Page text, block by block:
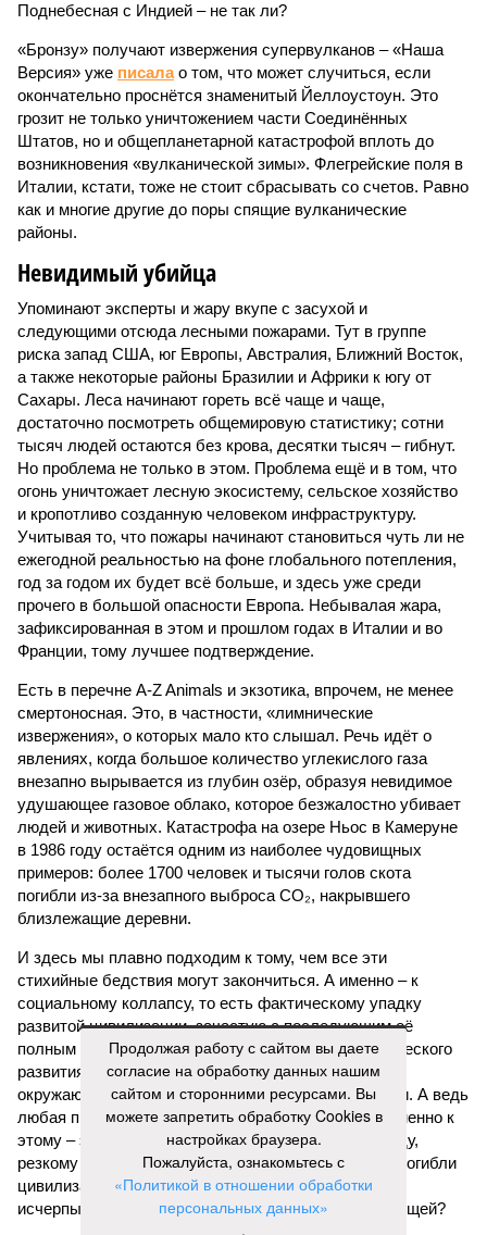
Поднебесная с Индией – не так ли?
«Бронзу» получают извержения супервулканов – «Наша
Версия» уже писалао том, что может случиться, если
окончательно проснётся знаменитый Йеллоустоун. Это
грозит не только уничтожением части Соединённых
Штатов, но и общепланетарной катастрофой вплоть до
возникновения «вулканической зимы». Флегрейские поля в
Италии, кстати, тоже не стоит сбрасывать со счетов. Равно
как и многие другие до поры спящие вулканические
районы.
Невидимый убийца
Упоминают эксперты и жару вкупе с засухой и
следующими отсюда лесными пожарами. Тут в группе
риска запад США, юг Европы, Австралия, Ближний Восток,
а также некоторые районы Бразилии и Африки к югу от
Сахары. Леса начинают гореть всё чаще и чаще,
достаточно посмотреть общемировую статистику; сотни
тысяч людей остаются без крова, десятки тысяч – гибнут.
Но проблема не только в этом. Проблема ещё и в том, что
огонь уничтожает лесную экосистему, сельское хозяйство
и кропотливо созданную человеком инфраструктуру.
Учитывая то, что пожары начинают становиться чуть ли не
ежегодной реальностью на фоне глобального потепления,
год за годом их будет всё больше, и здесь уже среди
прочего в большой опасности Европа. Небывалая жара,
зафиксированная в этом и прошлом годах в Италии и во
Франции, тому лучшее подтверждение.
Есть в перечне A-Z Animals и экзотика, впрочем, не менее
смертоносная. Это, в частности, «лимнические
извержения», о которых мало кто слышал. Речь идёт о
явлениях, когда большое количество углекислого газа
внезапно вырывается из глубин озёр, образуя невидимое
удушающее газовое облако, которое безжалостно убивает
людей и животных. Катастрофа на озере Ньос в Камеруне
в 1986 году остаётся одним из наиболее чудовищных
примеров: более 1700 человек и тысячи голов скота
погибли из-за внезапного выброса CO₂, накрывшего
близлежащие деревни.
И здесь мы плавно подходим к тому, чем все эти
стихийные бедствия могут закончиться. А именно – к
социальному коллапсу, то есть фактическому упадку
развитой цивилизации, зачастую с последующим её
полным уничтожением. Среди причин такого трагического
развития событий учёные называют деградацию
окружающей среды, истощение ресурсов и болезни. А ведь
любая природная катастрофа непременно ведёт именно к
этому – экономическому кризису, эпидемиям, голоду,
резкому сокращению численности населения. Так погибли
цивилизации шумеров, майя, кхмеров – список не
исчерпывающий. Какая цивилизация будет следующей?
Продолжая работу с сайтом вы даете
согласие на обработку данных нашим
сайтом и сторонними ресурсами. Вы
можете запретить обработку Cookies в
настройках браузера.
Пожалуйста, ознакомьтесь с
«Политикой в отношении обработки
персональных данных»
.